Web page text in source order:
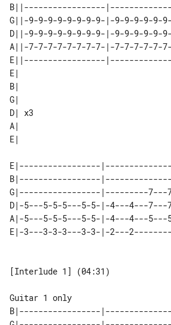
B||-----------------
G||-9-9-9-9-9-9-9-9-|-9-9-9-9-9-
D||-9-9-9-9-9-9-9-9-|-9-9-9-9-9-
A||-7-7-7-7-7-7-7-7-|-7-7-7-7-7-
E||-----------------
E|
B|
G|
D| x3
A|
E|-----------------
B|-----------------
G|-----------------|---------7---
D|-5---5-5-5---5-5-|-4---4---7---
A|-5---5-5-5---5-5-|-4---4---5---
[Interlude 1] (04:31)
B|-----------------